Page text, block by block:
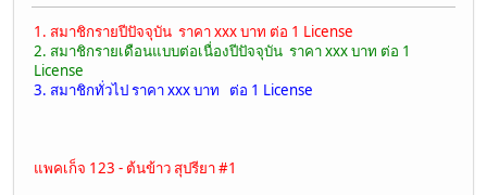
1. สมาชิกรายปีปัจจุบัน ราคา xxx บาท ต่อ 1 License
2. สมาชิกรายเดือนแบบต่อเนื่องปีปัจจุบัน ราคา xxx บาท ต่อ 1
License
3. สมาชิกทั่วไป ราคา xxx บาท ต่อ 1 License
แพคเก็จ 123 - ต้นข้าว สุปรียา #1